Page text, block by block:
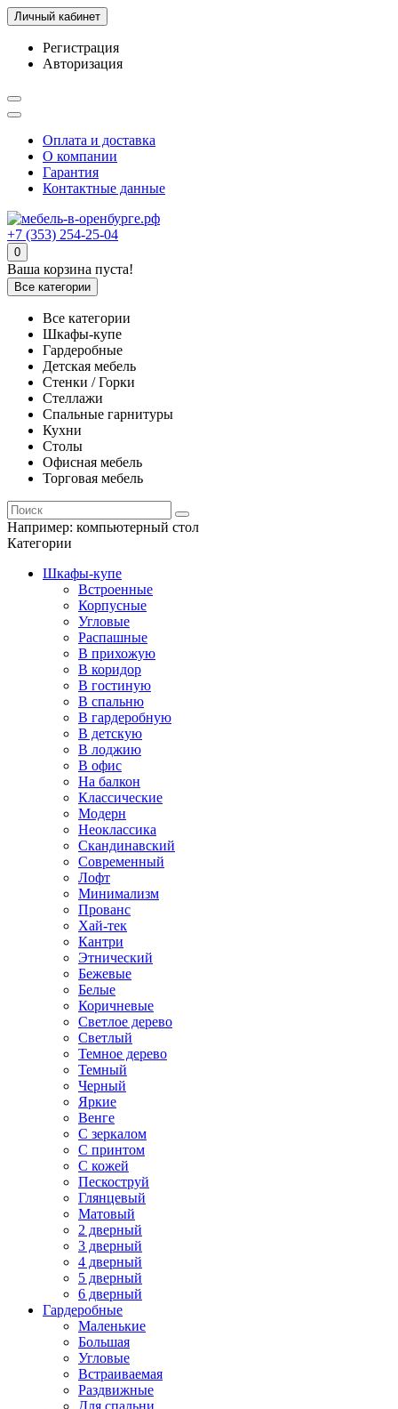
Личный кабинет
Регистрация
Авторизация
Оплата и доставка
О компании
Гарантия
Контактные данные
+7 (353) 254-25-04
0
Ваша корзина пуста!
Все категории
Все категории
Шкафы-купе
Гардеробные
Детская мебель
Стенки / Горки
Стеллажи
Спальные гарнитуры
Кухни
Столы
Офисная мебель
Торговая мебель
Например: компьютерный стол
Категории
Шкафы-купе
Встроенные
Корпусные
Угловые
Распашные
В прихожую
В коридор
В гостиную
В спальню
В гардеробную
В детскую
В лоджию
В офис
На балкон
Классические
Модерн
Неоклассика
Скандинавский
Современный
Лофт
Минимализм
Прованс
Хай-тек
Кантри
Этнический
Бежевые
Белые
Коричневые
Светлое дерево
Светлый
Темное дерево
Темный
Черный
Яркие
Венге
С зеркалом
С принтом
С кожей
Пескоструй
Глянцевый
Матовый
2 дверный
3 дверный
4 дверный
5 дверный
6 дверный
Гардеробные
Маленькие
Большая
Угловые
Встраиваемая
Раздвижные
Для спальни